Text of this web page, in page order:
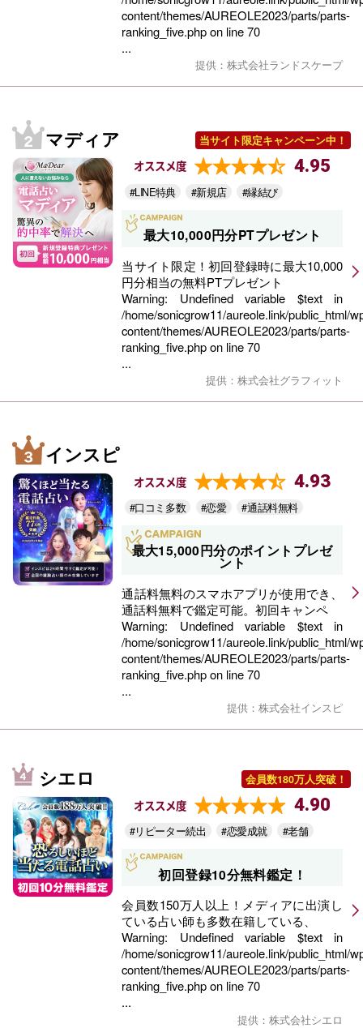
content/themes/AUREOLE2023/parts/parts-
ranking_five.phpon line70
...
提供：株式会社ランドスケープ
マディア 当サイト限定キャンペーン中！
オススメ度 4.95
#LINE特典 #新規店 #縁結び
最大10,000円分PTプレゼント
当サイト限定！初回登録時に最大10,000
円分相当の無料PTプレゼント
Warning: Undefined variable $text in
/home/sonicgrow11/aureole.link/public_html/
content/themes/AUREOLE2023/parts/parts-
ranking_five.phpon line70
...
提供：株式会社グラフィット
インスピ
オススメ度 4.93
#口コミ多数 #恋愛 #通話料無料
最大15,000円分のポイントプレゼ
ント
通話料無料のスマホアプリが使用でき、
通話料無料で鑑定可能。初回キャンペ
Warning: Undefined variable $text in
/home/sonicgrow11/aureole.link/public_html/
content/themes/AUREOLE2023/parts/parts-
ranking_five.phpon line70
...
提供：株式会社インスピ
シエロ 会員数180万人突破！
オススメ度 4.90
#リピーター続出 #恋愛成就 #老舗
初回登録10分無料鑑定！
会員数150万人以上！メディアに出演し
ている占い師も多数在籍している、
Warning: Undefined variable $text in
/home/sonicgrow11/aureole.link/public_html/
content/themes/AUREOLE2023/parts/parts-
ranking_five.phpon line70
...
提供：株式会社シエロ